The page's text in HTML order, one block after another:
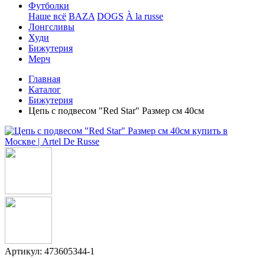
Футболки
Наше всё BAZA DOGS À la russe
Лонгсливы
Худи
Бижутерия
Мерч
Главная
Каталог
Бижутерия
Цепь с подвесом "Red Star" Размер см 40см
Артикул: 473605344-1